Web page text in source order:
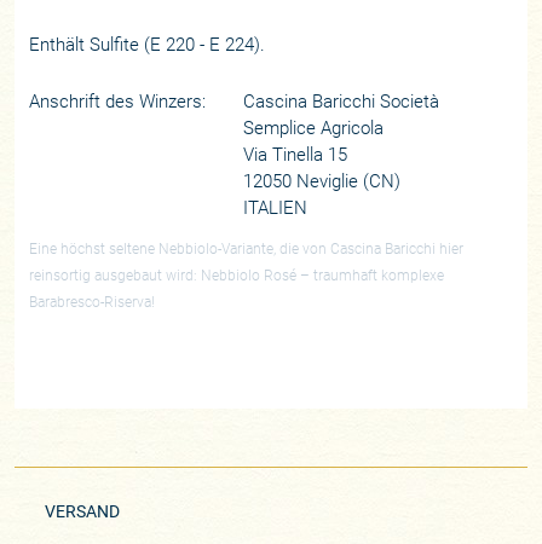
Enthält Sulfite (E 220 - E 224).
Anschrift des Winzers:
Cascina Baricchi Società
Semplice Agricola
Via Tinella 15
12050 Neviglie (CN)
ITALIEN
Eine höchst seltene Nebbiolo-Variante, die von Cascina Baricchi hier
reinsortig ausgebaut wird: Nebbiolo Rosé – traumhaft komplexe
Barabresco-Riserva!
VERSAND